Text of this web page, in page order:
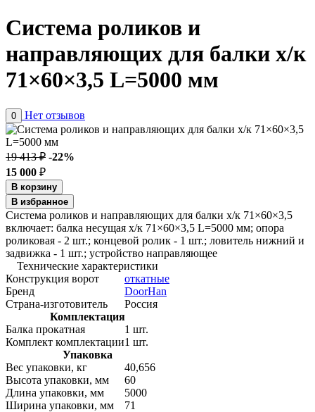
Система роликов и
направляющих для балки х/к
71×60×3,5 L=5000 мм
0 Нет отзывов
19 413 ₽ -22%
15 000 ₽
В корзину
В избранное
Система роликов и направляющих для балки х/к 71×60×3,5
включает: балка несущая х/к 71×60×3,5 L=5000 мм; опора
роликовая - 2 шт.; концевой ролик - 1 шт.; ловитель нижний и
задвижка - 1 шт.; устройство направляющее
Технические характеристики
Конструкция ворот
откатные
Бренд
DoorHan
Страна-изготовитель
Россия
Комплектация
Балка прокатная
1 шт.
Комплект комплектации1 шт.
Упаковка
Вес упаковки, кг
40,656
Высота упаковки, мм
60
Длина упаковки, мм
5000
Ширина упаковки, мм
71